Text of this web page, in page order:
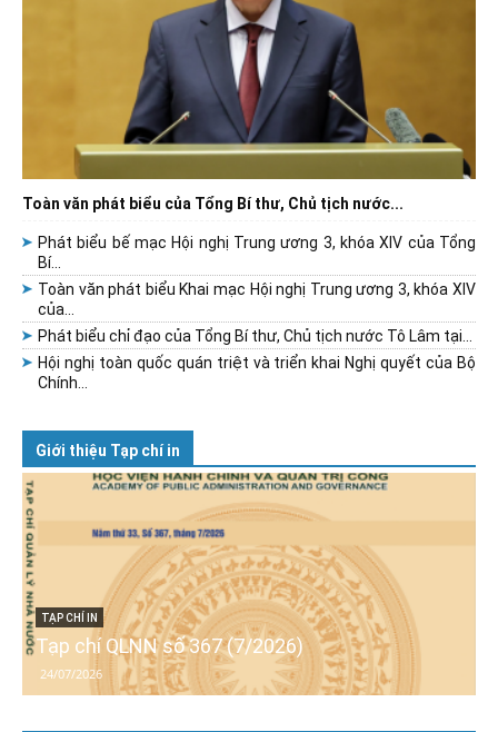
Toàn văn phát biểu của Tổng Bí thư, Chủ tịch nước...
Phát biểu bế mạc Hội nghị Trung ương 3, khóa XIV của Tổng
Bí...
Toàn văn phát biểu Khai mạc Hội nghị Trung ương 3, khóa XIV
của...
Phát biểu chỉ đạo của Tổng Bí thư, Chủ tịch nước Tô Lâm tại...
Hội nghị toàn quốc quán triệt và triển khai Nghị quyết của Bộ
Chính...
Giới thiệu Tạp chí in
TẠP CHÍ IN
Tạp chí QLNN số 367 (7/2026)
24/07/2026